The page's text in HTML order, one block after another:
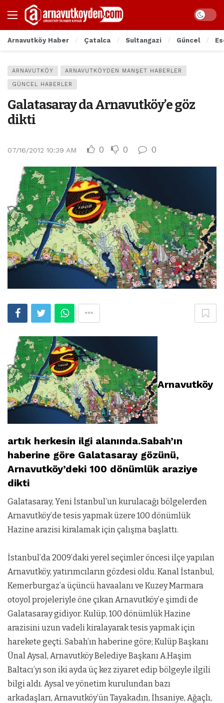
Arnavutköy Haber Çatalca Sultangazi Güncel
ARNAVUTKÖY ARNAVUTKÖYDEN MANŞET HABERLER
GÜNCEL HABERLER
Galatasaray da Arnavutköy’e göz
dikti
07/16/2012 10:39 AM 0 0 0
Arnavutköy
artık herkesin ilgi alanında.Sabah’ın
haberine göre Galatasaray gözünü,
Arnavutköy’deki 100 dönümlük araziye
dikti
Galatasaray, Yeni İstanbul’un kurulacağı bölgelerden
Arnavutköy’de tesis yapmak üzere 100 dönümlük
Hazine arazisi kiralamak için çalışma başlattı.
İstanbul’da 2009’daki yerel seçimler öncesi ilçe yapılan
Arnavutköy, yatırımcıların gözdesi oldu. Kanal İstanbul,
Kemerburgaz’a üçüncü havaalanı ve Kuzey Marmara
otoyol projeleriyle öne çıkan Arnavutköy’e şimdi de
Galatasaray gidiyor. Kulüp, 100 dönümlük Hazine
arazisini uzun vadeli kiralayarak tesis yapmak için
harekete geçti. Sabah’ın haberine göre; Kulüp Başkanı
Ünal Aysal, Arnavutköy Belediye Başkanı A.Haşim
Baltacı’yı son iki ayda üç kez ziyaret edip bölgeyle ilgili
bilgi aldı. Aysal ve yönetim kurulundan bazı
arkadaşları, Arnavutköy’ün Tayakadın, İhsaniye, Ağaçlı,